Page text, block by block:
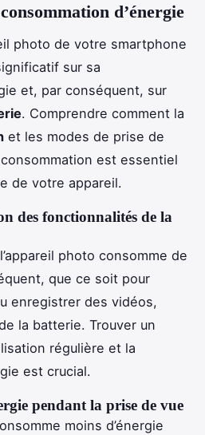
d’énergie
photo de votre smartphone
sur sa
et, par conséquent, sur
. Comprendre comment la
et les modes de prise de
est essentiel
de votre appareil.
des fonctionnalités de la
photo consomme de
que ce soit pour
enregistrer des vidéos,
la batterie. Trouver un
régulière et la
est crucial.
pendant la prise de vue
moins d’énergie